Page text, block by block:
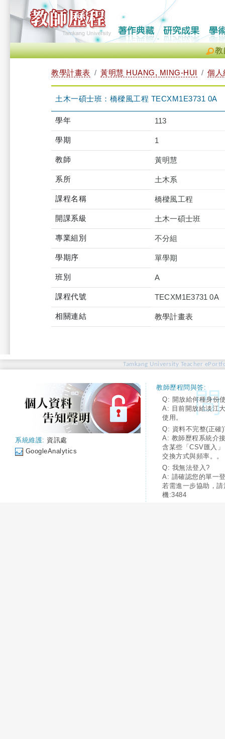
教
教學計畫表 黃明慧 HUANG, MING-HUI 個人
土木一碩士班：橋樑風工程 TECXM1E3731 0A
學年 113
學期 1
教師 黃明慧
系所 土木系
課程名稱 橋樑風工程
開課系級 土木一碩士班
專業組別 不分組
學期序 單學期
班別 A
課程代號 TECXM1E3731 0A
相關連結 教學計畫表
Tamkang University Teacher
系統維護: 資訊處
GoogleAnalytics
教師歷程問與答:
Q: 開放給何種身份
A: 目前開放給淡江
使用。
Q: 資料不完整(正確
A: 教師歷程系統介
含某些「CSV匯入
交換方式與頻率。。
Q: 我無法登入?
A: 請確認您的單一
若需進一步協助，
機:3484